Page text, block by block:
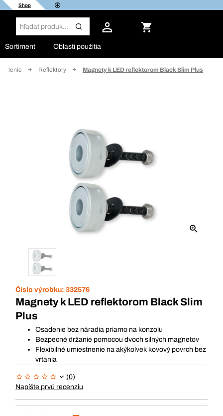
Shop
Sortiment Oblasti použitia
Reflektory Magnety k LED reflektorom Black Slim Plus
Číslo výrobku: 332576
Magnety k LED reflektorom Black Slim
Plus
Osadenie bez náradia priamo na konzolu
Bezpecné držanie pomocou dvoch silných magnetov
Flexibilné umiestnenie na akýkolvek kovový povrch bez
vrtania
(0)
Napíšte prvú recenziu